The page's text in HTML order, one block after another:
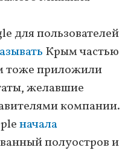
для пользователей
Крым частью
тоже приложили
желавшие
компании.
начала
полуостров и